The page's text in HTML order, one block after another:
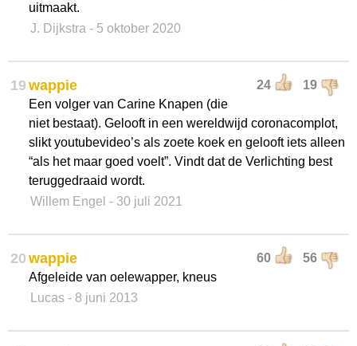
uitmaakt.
J. Dijkstra - 5 oktober 2020
19 24 19
wappie
Een volger van Carine Knapen (die
niet bestaat). Gelooft in een wereldwijd coronacomplot,
slikt youtubevideo’s als zoete koek en gelooft iets alleen
“als het maar goed voelt”. Vindt dat de Verlichting best
teruggedraaid wordt.
Willem Engel - 30 juli 2021
20 60 56
wappie
Afgeleide van oelewapper, kneus
Lucas - 8 juni 2013